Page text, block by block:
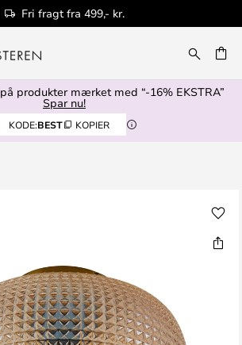
Fri fragt fra 499,- kr.
på produkter mærket med “-16% EKSTRA”
Spar nu!
KODE:BEST KOPIER